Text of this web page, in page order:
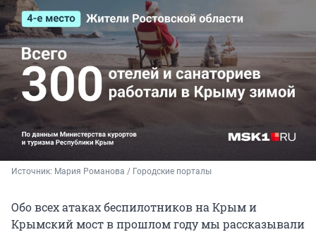
Источник: Мария Романова / Городские порталы
Обо всех атаках беспилотников на Крым и
Крымский мост в прошлом году мы рассказывали